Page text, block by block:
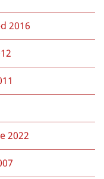
2016
2022